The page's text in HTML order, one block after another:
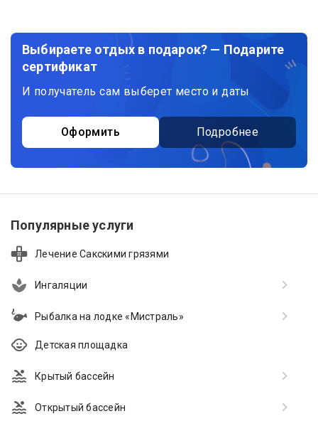
Выбираете отдых в подарок? — Подарите
сертификат
И получатель сам выберет место и даты
Оформить Подробнее
Популярные услуги
Лечение Сакскими грязями
Ингаляции
Рыбалка на лодке «Мистраль»
Детская площадка
Крытый бассейн
Открытый бассейн